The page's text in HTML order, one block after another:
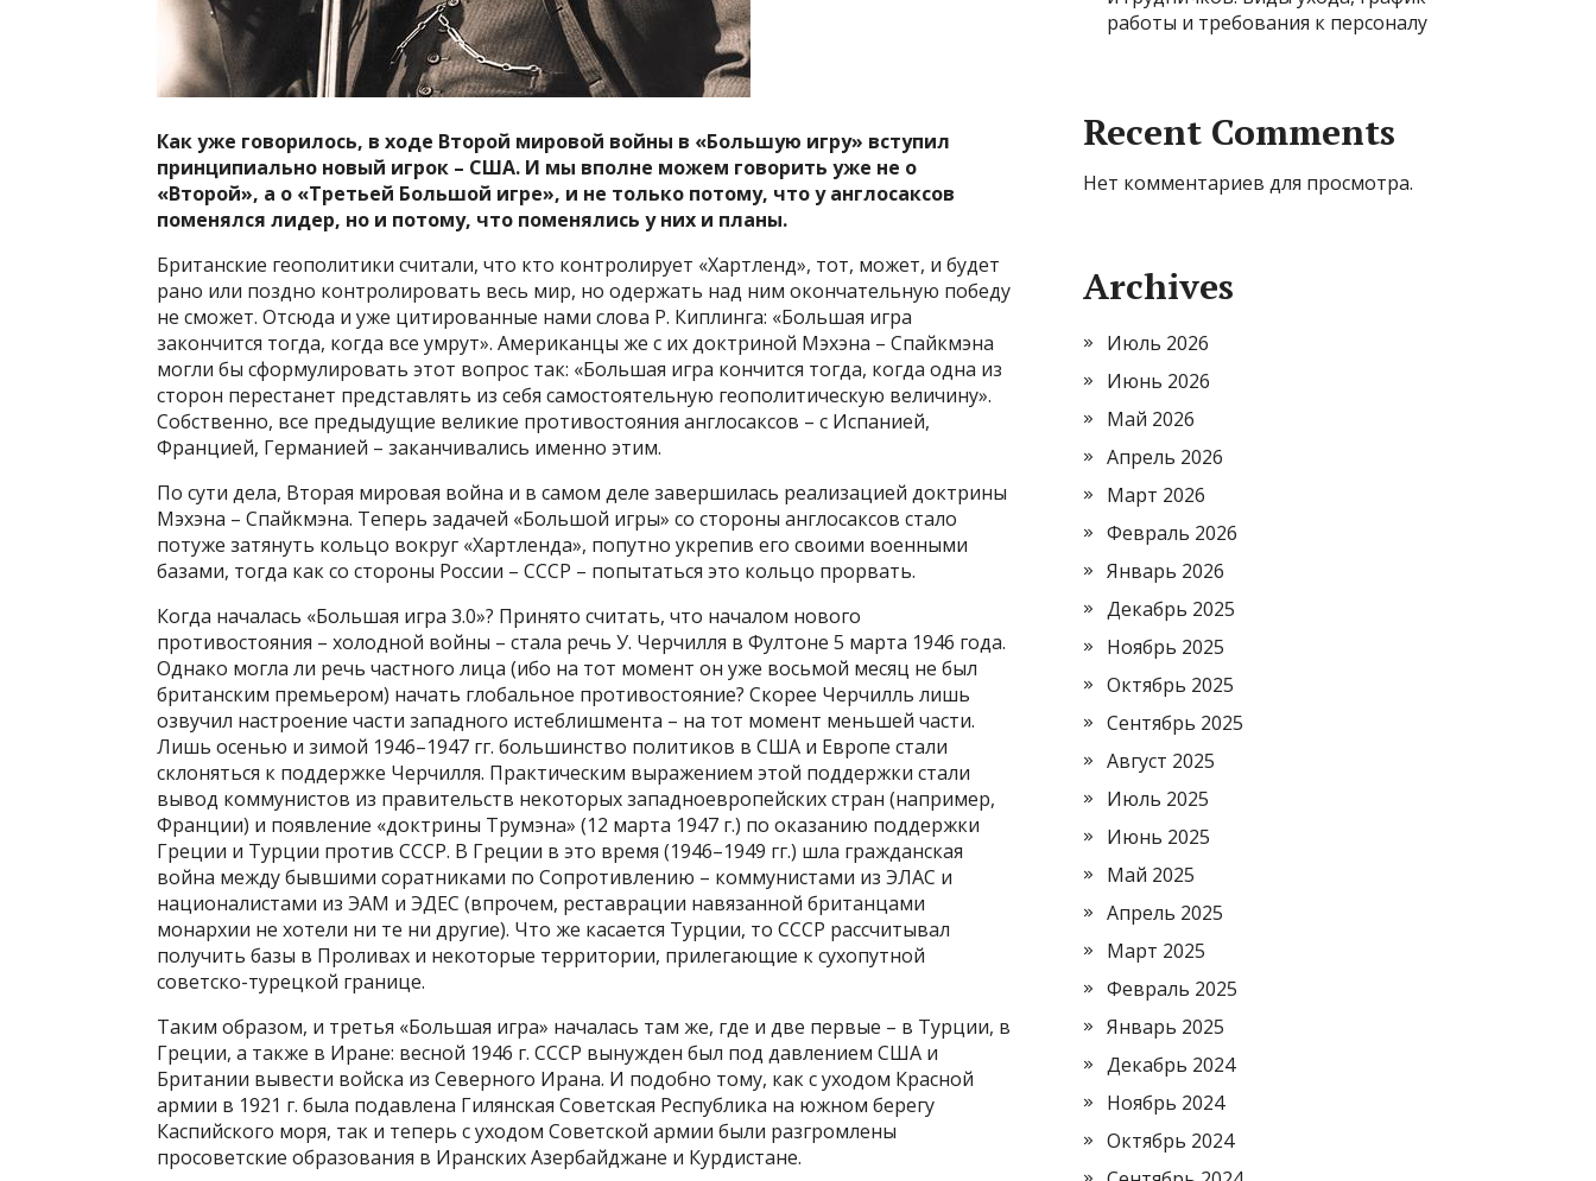
Как уже говорилось, в ходе Второй мировой войны в «Большую игру» вступил
принципиально новый игрок – США. И мы вполне можем говорить уже не о
«Второй», а о «Третьей Большой игре», и не только потому, что у англосаксов
поменялся лидер, но и потому, что поменялись у них и планы.
Британские геополитики считали, что кто контролирует «Хартленд», тот, может, и будет
рано или поздно контролировать весь мир, но одержать над ним окончательную победу
не сможет. Отсюда и уже цитированные нами слова Р. Киплинга: «Большая игра
закончится тогда, когда все умрут». Американцы же с их доктриной Мэхэна – Спайкмэна
могли бы сформулировать этот вопрос так: «Большая игра кончится тогда, когда одна из
сторон перестанет представлять из себя самостоятельную геополитическую величину».
Собственно, все предыдущие великие противостояния англосаксов – с Испанией,
Францией, Германией – заканчивались именно этим.
По сути дела, Вторая мировая война и в самом деле завершилась реализацией доктрины
Мэхэна – Спайкмэна. Теперь задачей «Большой игры» со стороны англосаксов стало
потуже затянуть кольцо вокруг «Хартленда», попутно укрепив его своими военными
базами, тогда как со стороны России – СССР – попытаться это кольцо прорвать.
Когда началась «Большая игра 3.0»? Принято считать, что началом нового
противостояния – холодной войны – стала речь У. Черчилля в Фултоне 5 марта 1946 года.
Однако могла ли речь частного лица (ибо на тот момент он уже восьмой месяц не был
британским премьером) начать глобальное противостояние? Скорее Черчилль лишь
озвучил настроение части западного истеблишмента – на тот момент меньшей части.
Лишь осенью и зимой 1946–1947 гг. большинство политиков в США и Европе стали
склоняться к поддержке Черчилля. Практическим выражением этой поддержки стали
вывод коммунистов из правительств некоторых западноевропейских стран (например,
Франции) и появление «доктрины Трумэна» (12 марта 1947 г.) по оказанию поддержки
Греции и Турции против СССР. В Греции в это время (1946–1949 гг.) шла гражданская
война между бывшими соратниками по Сопротивлению – коммунистами из ЭЛАС и
националистами из ЭАМ и ЭДЕС (впрочем, реставрации навязанной британцами
монархии не хотели ни те ни другие). Что же касается Турции, то СССР рассчитывал
получить базы в Проливах и некоторые территории, прилегающие к сухопутной
советско-турецкой границе.
Таким образом, и третья «Большая игра» началась там же, где и две первые – в Турции, в
Греции, а также в Иране: весной 1946 г. СССР вынужден был под давлением США и
Британии вывести войска из Северного Ирана. И подобно тому, как с уходом Красной
армии в 1921 г. была подавлена Гилянская Советская Республика на южном берегу
Каспийского моря, так и теперь с уходом Советской армии были разгромлены
просоветские образования в Иранских Азербайджане и Курдистане.
работы и требования к персоналу
Recent Comments
Нет комментариев для просмотра.
Archives
Июль 2026
Июнь 2026
Май 2026
Апрель 2026
Март 2026
Февраль 2026
Январь 2026
Декабрь 2025
Ноябрь 2025
Октябрь 2025
Сентябрь 2025
Август 2025
Июль 2025
Июнь 2025
Май 2025
Апрель 2025
Март 2025
Февраль 2025
Январь 2025
Декабрь 2024
Ноябрь 2024
Октябрь 2024